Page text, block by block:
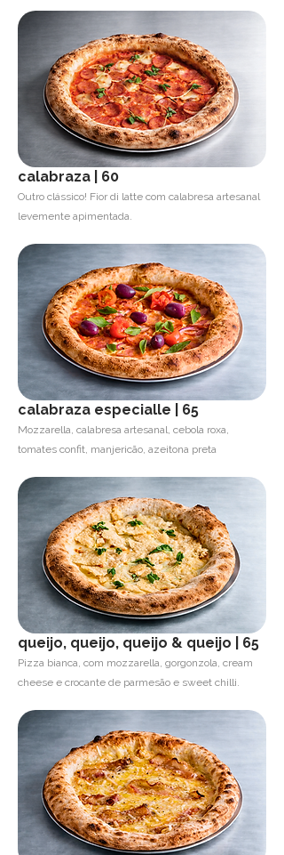
calabraza | 60
Outro clássico! Fior di latte com calabresa artesanal
levemente apimentada.
calabraza especialle | 65
Mozzarella, calabresa artesanal, cebola roxa,
tomates confit, manjericão, azeitona preta
queijo, queijo, queijo & queijo | 65
Pizza bianca, com mozzarella, gorgonzola, cream
cheese e crocante de parmesão e sweet chilli.